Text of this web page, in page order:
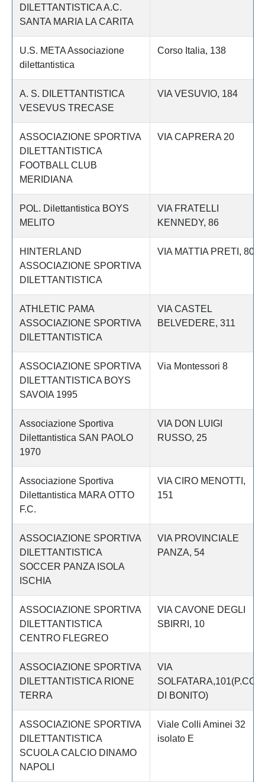
DILETTANTISTICA A.C.
SANTA MARIA LA CARITA
U.S. META Associazione
dilettantistica
Corso Italia, 138
A. S. DILETTANTISTICA
VESEVUS TRECASE
VIA VESUVIO, 184
ASSOCIAZIONE SPORTIVA
DILETTANTISTICA
FOOTBALL CLUB
MERIDIANA
VIA CAPRERA 20
POL. Dilettantistica BOYS
MELITO
VIA FRATELLI
KENNEDY, 86
HINTERLAND
ASSOCIAZIONE SPORTIVA
DILETTANTISTICA
VIA MATTIA PRETI, 80
ATHLETIC PAMA
ASSOCIAZIONE SPORTIVA
DILETTANTISTICA
VIA CASTEL
BELVEDERE, 311
ASSOCIAZIONE SPORTIVA
DILETTANTISTICA BOYS
SAVOIA 1995
Via Montessori 8
Associazione Sportiva
Dilettantistica SAN PAOLO
1970
VIA DON LUIGI
RUSSO, 25
Associazione Sportiva
Dilettantistica MARA OTTO
F.C.
VIA CIRO MENOTTI,
151
ASSOCIAZIONE SPORTIVA
DILETTANTISTICA
SOCCER PANZA ISOLA
ISCHIA
VIA PROVINCIALE
PANZA, 54
ASSOCIAZIONE SPORTIVA
DILETTANTISTICA
CENTRO FLEGREO
VIA CAVONE DEGLI
SBIRRI, 10
ASSOCIAZIONE SPORTIVA
DILETTANTISTICA RIONE
TERRA
VIA
SOLFATARA,101(P.CO
DI BONITO)
ASSOCIAZIONE SPORTIVA
DILETTANTISTICA
SCUOLA CALCIO DINAMO
NAPOLI
Viale Colli Aminei 32
isolato E